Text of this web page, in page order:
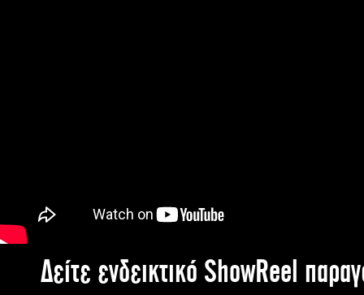
Δείτε ενδεικτικό ShowReel